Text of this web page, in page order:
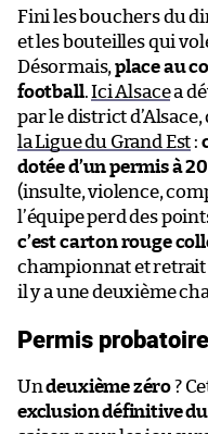
Fini les bouchers du
et les bouteilles qui
Désormais,place au
football.Ici Alsacea
par le district
la Ligue du Grand Est :
dotée d’un permis à
(insulte, violence,
l’équipe perd des
c’est carton rouge
championnat et retrait
il y a une deuxième
Permis
Undeuxième zéro?
exclusion définitive